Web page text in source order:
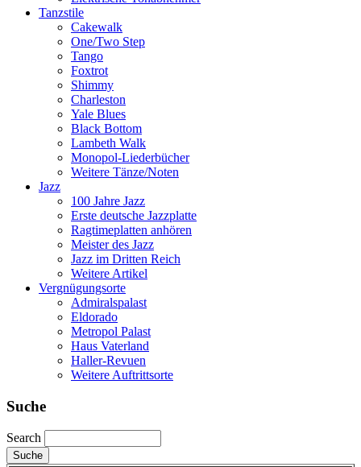
Tanzstile
Cakewalk
One/Two Step
Tango
Foxtrot
Shimmy
Charleston
Yale Blues
Black Bottom
Lambeth Walk
Monopol-Liederbücher
Weitere Tänze/Noten
Jazz
100 Jahre Jazz
Erste deutsche Jazzplatte
Ragtimeplatten anhören
Meister des Jazz
Jazz im Dritten Reich
Weitere Artikel
Vergnügungsorte
Admiralspalast
Eldorado
Metropol Palast
Haus Vaterland
Haller-Revuen
Weitere Auftrittsorte
Suche
Search